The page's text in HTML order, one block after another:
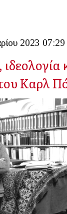
2023 07:29
Kαρλ